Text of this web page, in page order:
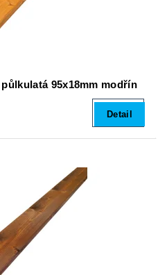
95x18mm modřín
Detail